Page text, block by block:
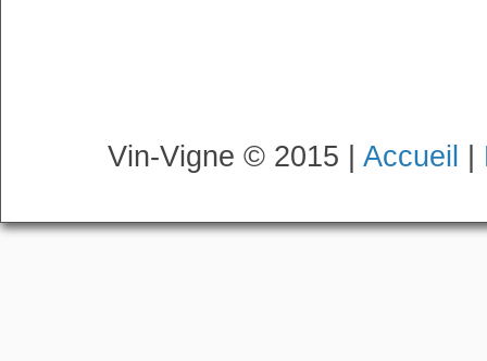
Vin-Vigne © 2015 | Accueil